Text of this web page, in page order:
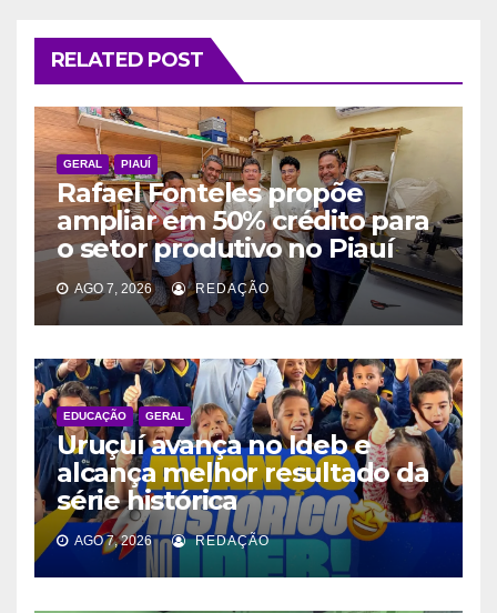
RELATED POST
GERAL PIAUÍ
Rafael Fonteles propõe
ampliar em 50% crédito para
o setor produtivo no Piauí
AGO 7, 2026 REDAÇÃO
EDUCAÇÃO GERAL
Uruçuí avança no Ideb e
alcança melhor resultado da
série histórica
AGO 7, 2026 REDAÇÃO